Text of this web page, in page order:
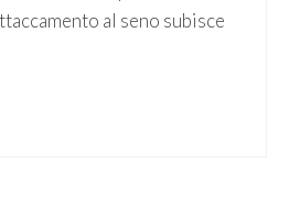
al seno subisce